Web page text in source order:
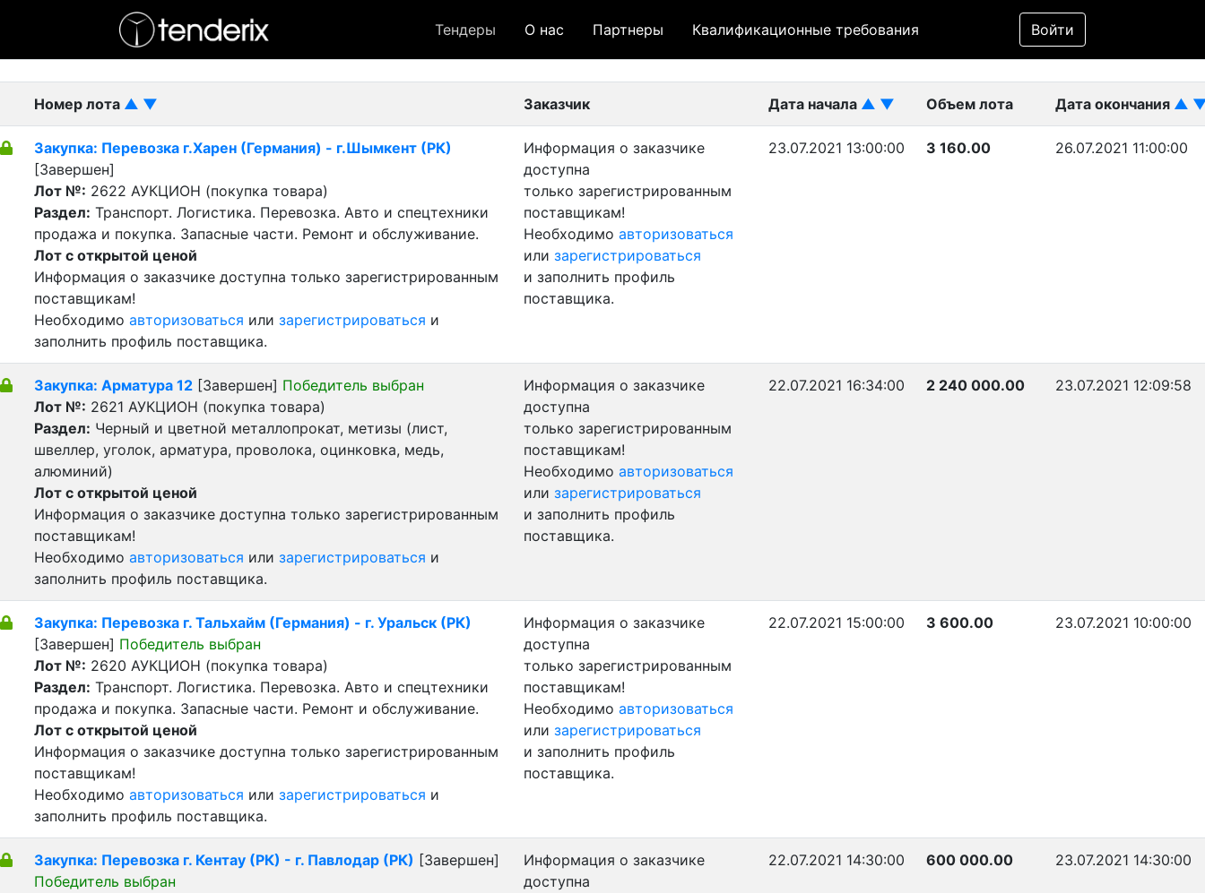
Тендеры О нас Партнеры Квалификационные требования Войти
Фильтр
- Завершенный лот
Номер лота ▲ ▼ Заказчик Дата начала ▲ ▼ Объем лота Дата окончания ▲
Закупка: Перевозка г.Харен (Германия) - г.Шымкент (РК)
[Завершен]
Лот №: 2622 АУКЦИОН (покупка товара)
Раздел: Транспорт. Логистика. Перевозка. Авто и спецтехники
продажа и покупка. Запасные части. Ремонт и обслуживание.
Лот с открытой ценой
Информация о заказчике доступна только зарегистрированным
поставщикам!
Необходимо авторизоваться или зарегистрироваться и
заполнить профиль поставщика.
Информация о заказчике
доступна
только зарегистрированным
поставщикам!
Необходимо авторизоваться
или зарегистрироваться
и заполнить профиль
поставщика.
23.07.2021 13:00:00 3 160.00 26.07.2021 11:00:00
Закупка: Арматура 12 [Завершен] Победитель выбран
Лот №: 2621 АУКЦИОН (покупка товара)
Раздел: Черный и цветной металлопрокат, метизы (лист,
швеллер, уголок, арматура, проволока, оцинковка, медь,
алюминий)
Лот с открытой ценой
Информация о заказчике доступна только зарегистрированным
поставщикам!
Необходимо авторизоваться или зарегистрироваться и
заполнить профиль поставщика.
Информация о заказчике
доступна
только зарегистрированным
поставщикам!
Необходимо авторизоваться
или зарегистрироваться
и заполнить профиль
поставщика.
22.07.2021 16:34:00 2 240 000.00 23.07.2021 12:09:58
Закупка: Перевозка г. Тальхайм (Германия) - г. Уральск (РК)
[Завершен] Победитель выбран
Лот №: 2620 АУКЦИОН (покупка товара)
Раздел: Транспорт. Логистика. Перевозка. Авто и спецтехники
продажа и покупка. Запасные части. Ремонт и обслуживание.
Лот с открытой ценой
Информация о заказчике доступна только зарегистрированным
поставщикам!
Необходимо авторизоваться или зарегистрироваться и
заполнить профиль поставщика.
Информация о заказчике
доступна
только зарегистрированным
поставщикам!
Необходимо авторизоваться
или зарегистрироваться
и заполнить профиль
поставщика.
22.07.2021 15:00:00 3 600.00 23.07.2021 10:00:00
Закупка: Перевозка г. Кентау (РК) - г. Павлодар (РК) [Завершен]
Победитель выбран
Информация о заказчике
доступна
22.07.2021 14:30:00 600 000.00 23.07.2021 14:30:00